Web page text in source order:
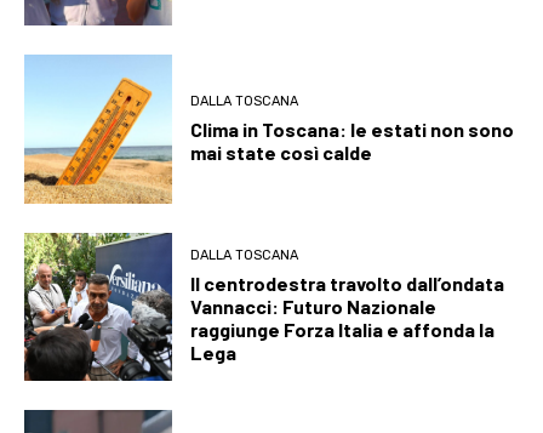
DALLA TOSCANA
Clima in Toscana: le estati non sono
mai state così calde
DALLA TOSCANA
Il centrodestra travolto dall’ondata
Vannacci: Futuro Nazionale
raggiunge Forza Italia e affonda la
Lega